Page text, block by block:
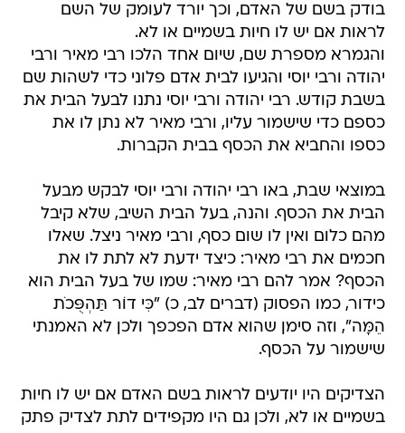
בודק בשם של האדם, וכך יורד לעומק של השם
לראות אם יש לו חיות בשמיים או לא.
והגמרא מספרת שם, שיום אחד הלכו רבי מאיר ורבי
יהודה ורבי יוסי והגיעו לבית אדם פלוני כדי לשהות שם
בשבת קודש. רבי יהודה ורבי יוסי נתנו לבעל הבית את
כספם כדי שישמור עליו, ורבי מאיר לא נתן לו את
כספו והחביא את הכסף בבית הקברות.
במוצאי שבת, באו רבי יהודה ורבי יוסי לבקש מבעל
הבית את הכסף. והנה, בעל הבית השיב, שלא קיבל
מהם כלום ואין לו שום כסף, ורבי מאיר ניצל. שאלו
חכמים את רבי מאיר: כיצד ידעת לא לתת לו את
הכסף? אמר להם רבי מאיר: שמו של בעל הבית הוא
כידור, כמו הפסוק (דברים לב, כ) "כִּי דוֹר תַּהְפֻּכֹת
הֵמָּה", וזה סימן שהוא אדם הפכפך ולכן לא האמנתי
שישמור על הכסף.
הצדיקים היו יודעים לראות בשם האדם אם יש לו חיות
בשמיים או לא, ולכן גם היו מקפידים לתת לצדיק פתק